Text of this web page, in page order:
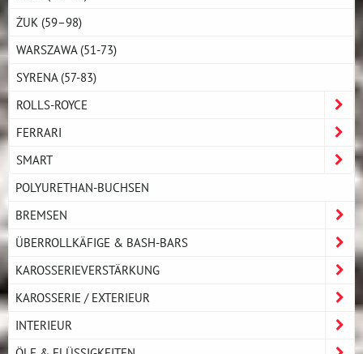
ŻUK (59–98)
WARSZAWA (51-73)
SYRENA (57-83)
ROLLS-ROYCE
FERRARI
SMART
POLYURETHAN-BUCHSEN
BREMSEN
ÜBERROLLKÄFIGE & BASH-BARS
KAROSSERIEVERSTÄRKUNG
KAROSSERIE / EXTERIEUR
INTERIEUR